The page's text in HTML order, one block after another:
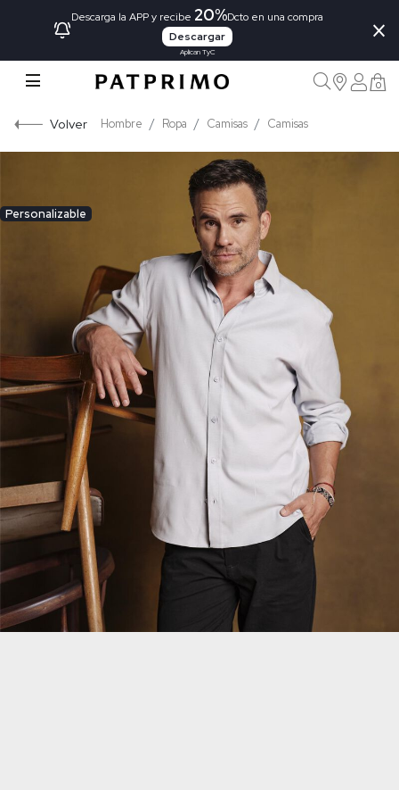
Descarga la APP y recibe 20%Dcto en una compra
Descargar
Aplican TyC
×
0
Volver Hombre Ropa Camisas Camisas
Personalizable